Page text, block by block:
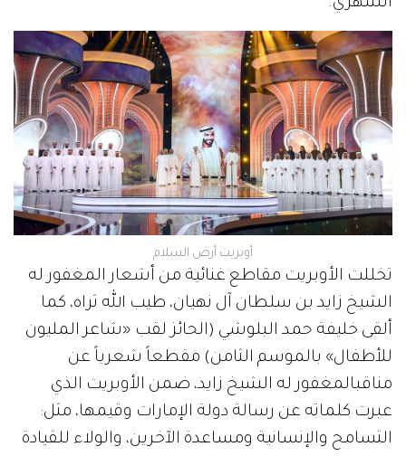
الشهري.
أوبريت أرض السلام
تخللت الأوبريت مقاطع غنائية من أشعار المغفور له
الشيخ زايد بن سلطان آل نهيان، طيب الله ثراه، كما
ألقى خليفة حمد البلوشي (الحائز لقب «شاعر المليون
للأطفال» بالموسم الثامن) مقطعاً شعرياً عن
مناقبالمغفور له الشيخ زايد، ضمن الأوبريت الذي
عبرت كلماته عن رسالة دولة الإمارات وقيمها، مثل:
التسامح والإنسانية ومساعدة الآخرين، والولاء للقيادة